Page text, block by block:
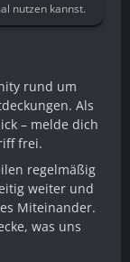
nutzen kannst.
rund um
Als
– melde dich
frei.
regelmäßig
weiter und
Miteinander.
was uns